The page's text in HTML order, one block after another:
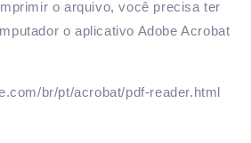
o arquivo, você precisa ter
o aplicativo Adobe Acrobat
br/pt/acrobat/pdf-reader.html